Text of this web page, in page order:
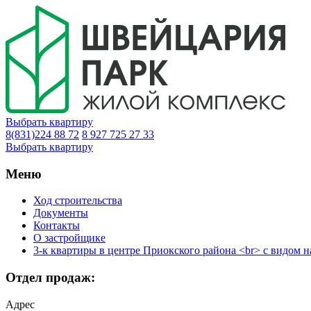
Выбрать квартиру
8(831)224 88 72 8 927 725 27 33
Выбрать квартиру
Меню
Ход строительства
Документы
Контакты
О застройщике
3-к квартиры в центре Приокского района <br> с видом
Отдел продаж:
Адрес